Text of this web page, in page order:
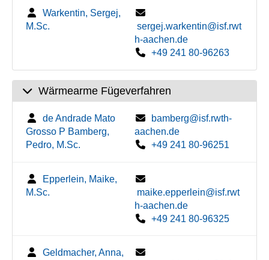
Warkentin, Sergej,
M.Sc.
sergej.warkentin@isf.rwt
h-aachen.de
+49 241 80-96263
Wärmearme Fügeverfahren
de Andrade Mato
Grosso P Bamberg,
Pedro, M.Sc.
bamberg@isf.rwth-
aachen.de
+49 241 80-96251
Epperlein, Maike,
M.Sc.
maike.epperlein@isf.rwt
h-aachen.de
+49 241 80-96325
Geldmacher, Anna,